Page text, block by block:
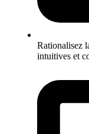
Rationalisez
intuitives et